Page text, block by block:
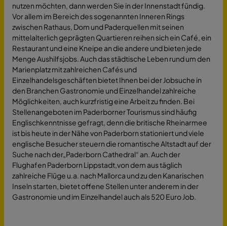
nutzen möchten, dann werden Sie in der Innenstadt fündig.
Vor allem im Bereich des sogenannten Inneren Rings
zwischen Rathaus, Dom und Paderquellen mit seinen
mittelalterlich geprägten Quartieren reihen sich ein Café, ein
Restaurant und eine Kneipe an die andere und bieten jede
Menge Aushilfsjobs. Auch das städtische Leben rund um den
Marienplatz mit zahlreichen Cafés und
Einzelhandelsgeschäften bietet Ihnen bei der Jobsuche in
den Branchen Gastronomie und Einzelhandel zahlreiche
Möglichkeiten, auch kurzfristig eine Arbeit zu finden. Bei
Stellenangeboten im Paderborner Tourismus sind häufig
Englischkenntnisse gefragt, denn die britische Rheinarmee
ist bis heute in der Nähe von Paderborn stationiert und viele
englische Besucher steuern die romantische Altstadt auf der
Suche nach der„Paderborn Cathedral“ an. Auch der
Flughafen Paderborn Lippstadt,von dem aus täglich
zahlreiche Flüge u.a. nach Mallorca und zu den Kanarischen
Inseln starten, bietet offene Stellen unter anderem in der
Gastronomie und im Einzelhandel auch als 520 Euro Job.